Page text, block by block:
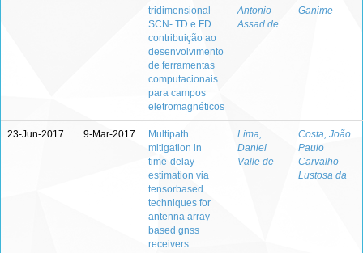
tridimensional
SCN- TD e FD
contribuição ao
desenvolvimento
de ferramentas
computacionais
para campos
eletromagnéticos
Antonio
Assad de
Ganime
23-Jun-2017 9-Mar-2017
Multipath
mitigation in
time-delay
estimation via
tensorbased
techniques for
antenna array-
based gnss
receivers
Lima,
Daniel
Valle de
Costa, João
Paulo
Carvalho
Lustosa da